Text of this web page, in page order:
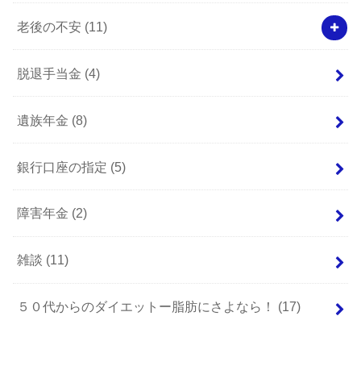
老後の不安 (11)
脱退手当金 (4)
遺族年金 (8)
銀行口座の指定 (5)
障害年金 (2)
雑談 (11)
５０代からのダイエットー脂肪にさよなら！ (17)